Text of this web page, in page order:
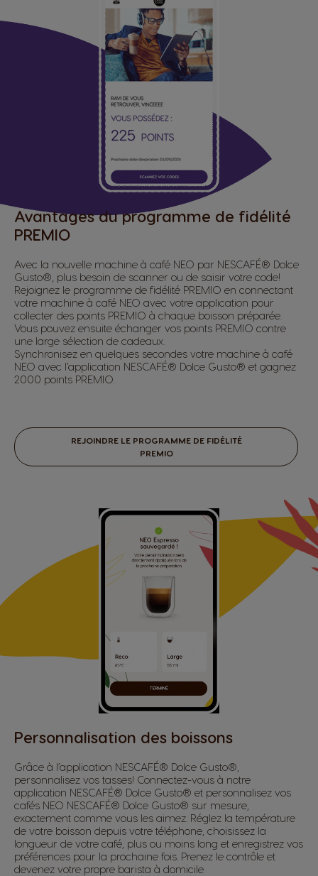
Avantages du programme de fidélité
PREMIO
Avec la nouvelle machine à café NEO par NESCAFÉ® Dolce
Gusto®, plus besoin de scanner ou de saisir votre code!
Rejoignez le programme de fidélité PREMIO en connectant
votre machine à café NEO avec votre application pour
collecter des points PREMIO à chaque boisson préparée.
Vous pouvez ensuite échanger vos points PREMIO contre
une large sélection de cadeaux.
Synchronisez en quelques secondes votre machine à café
NEO avec l’application NESCAFÉ® Dolce Gusto® et gagnez
2000 points PREMIO.
REJOINDRE LE PROGRAMME DE FIDÉLITÉ
PREMIO
Personnalisation des boissons
Grâce à l’application NESCAFÉ® Dolce Gusto®,
personnalisez vos tasses! Connectez-vous à notre
application NESCAFÉ® Dolce Gusto® et personnalisez vos
cafés NEO NESCAFÉ® Dolce Gusto® sur mesure,
exactement comme vous les aimez. Réglez la température
de votre boisson depuis votre téléphone, choisissez la
longueur de votre café, plus ou moins long et enregistrez vos
préférences pour la prochaine fois. Prenez le contrôle et
devenez votre propre barista à domicile.